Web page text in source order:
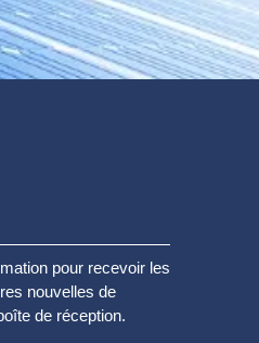
pour recevoir les
nouvelles de
de réception.